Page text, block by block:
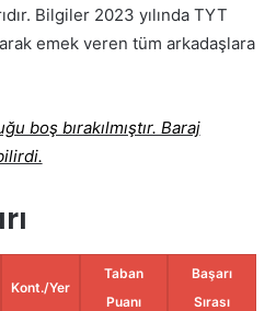
Bilgiler 2023 yılında TYT
emek veren tüm arkadaşlara
boş bırakılmıştır. Baraj
Kont./Yer
Taban
Puanı
Başarı
Sırası